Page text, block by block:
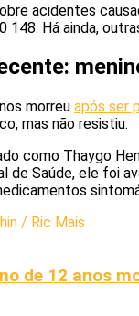
acidentes
Há ainda,
morreu após ser
mas não resistiu.
como Thaygo
de Saúde, ele foi
/ Ric Mais
de 12 anos